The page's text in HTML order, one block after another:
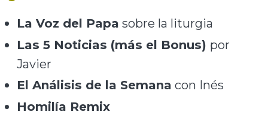
La Voz del Papa sobre la liturgia
Las 5 Noticias (más el Bonus) por
Javier
El Análisis de la Semana con Inés
Homilía Remix